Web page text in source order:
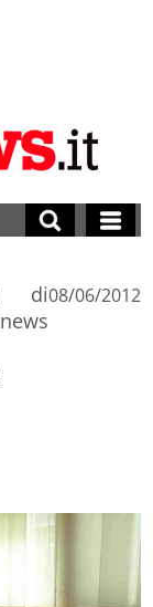
di
news
08/06/2012